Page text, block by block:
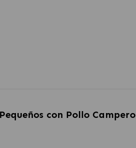
con Pollo Campero